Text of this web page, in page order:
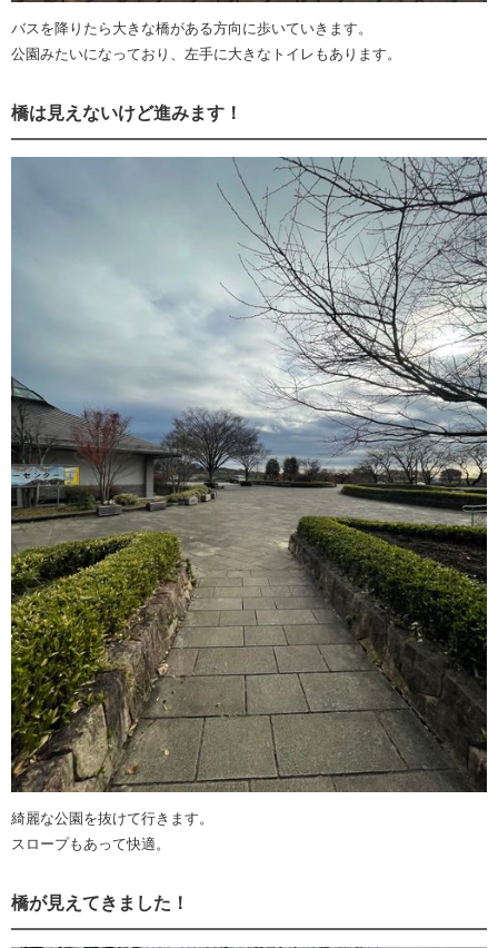
バスを降りたら大きな橋がある方向に歩いていきます。
公園みたいになっており、左手に大きなトイレもあります。
橋は見えないけど進みます！
綺麗な公園を抜けて行きます。
スロープもあって快適。
橋が見えてきました！